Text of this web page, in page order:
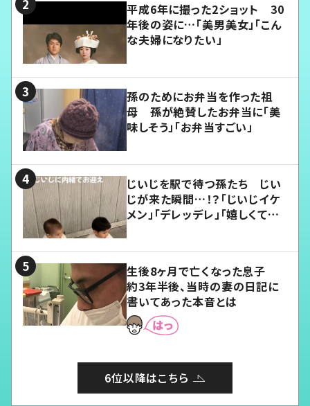
平成6年に撮った2ショット 30
年後の姿に…「美男美女」「こん
な夫婦になりたい」
孫のためにお弁当を作った祖
母 孫が絶賛したお弁当に「美
味しそう」「お弁当すごい」
じいじを駅で待つ孫たち じい
じが来た瞬間…！？「じいじイケ
メン」「デレッデレ」「嬉しくて可
生後8ヶ月で亡くなった息子
約3年半後、当時の妻の日記に
書いてあった本音とは
6位以降はこちら